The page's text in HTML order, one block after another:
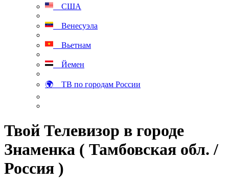
США
Венесуэла
Вьетнам
Йемен
🌍 ТВ по городам России
Твой Телевизор в городе
Знаменка ( Тамбовская обл. /
Россия )